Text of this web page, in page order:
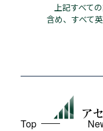
上記すべて
含め、すべて
Top